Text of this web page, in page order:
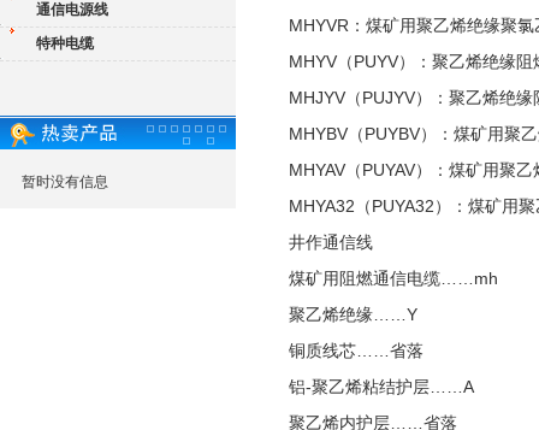
通信电源线
特种电缆
暂时没有信息
MHYVR：煤矿用聚乙烯绝缘聚
MHYV（PUYV）：聚乙烯绝缘
MHJYV（PUJYV）：聚乙烯绝
MHYBV（PUYBV）：煤矿用聚
MHYAV（PUYAV）：煤矿用聚
MHYA32（PUYA32）：煤矿用
井作通信线
煤矿用阻燃通信电缆……mh
聚乙烯绝缘……Y
铜质线芯……省落
铝-聚乙烯粘结护层……A
聚乙烯内护层……省落